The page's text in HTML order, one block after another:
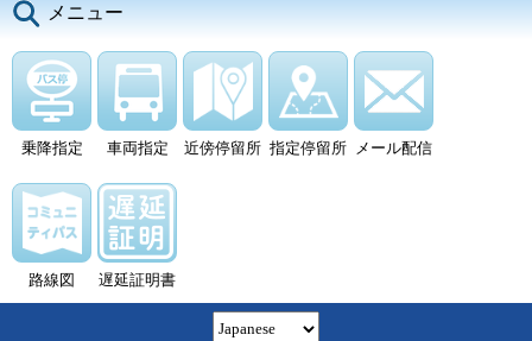
メニュー
乗降指定 車両指定 近傍停留所 指定停留所 メール配信
路線図 遅延証明書